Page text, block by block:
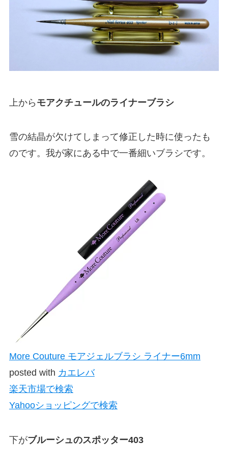
上から モアクチュールのライナーブラシ
雪の結晶が欠けてしまって修正した時に使ったも
のです。我が家にある中で一番細いブラシです。
More Couture モアジェルブラシ ライナー6mm
posted with カエレバ
楽天市場で検索
Yahooショッピングで検索
下がブルーシュのスポッター403